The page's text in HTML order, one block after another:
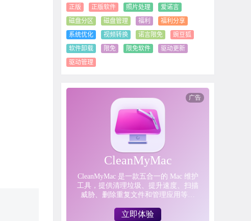
正版
正版软件 照片处理
爱诺言
磁盘分区
磁盘管理 福利
福利分享
系统优化
视频转换 诺言限免
豌豆狐
软件卸载
限免 限免软件
驱动更新
驱动管理